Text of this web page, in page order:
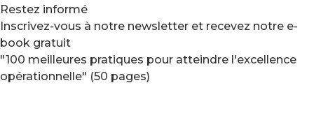
Restez informé
Inscrivez-vous à notre newsletter et recevez notre e-
book gratuit
"100 meilleures pratiques pour atteindre l'excellence
opérationnelle" (50 pages)